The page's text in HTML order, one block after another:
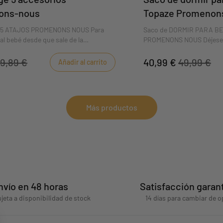
nous
ATAJOS PROMENONS NOUS Para
bebé desde que sale de la
con sus colores frescos y sus
€ Añadir al carrito
Topaze
Saco de DORMIR PARA
PROMENONS NOUS
topacio, con su refinado
seducirá a todas las
40,99 € 49,99 €
Más productos
en 48 horas
a disponibilidad de stock
Satisfacción
14 días para cambiar de